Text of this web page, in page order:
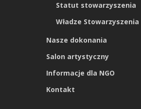
Statut stowarzyszenia
Władze Stowarzyszenia
Nasze dokonania
Salon artystyczny
Informacje dla NGO
Kontakt